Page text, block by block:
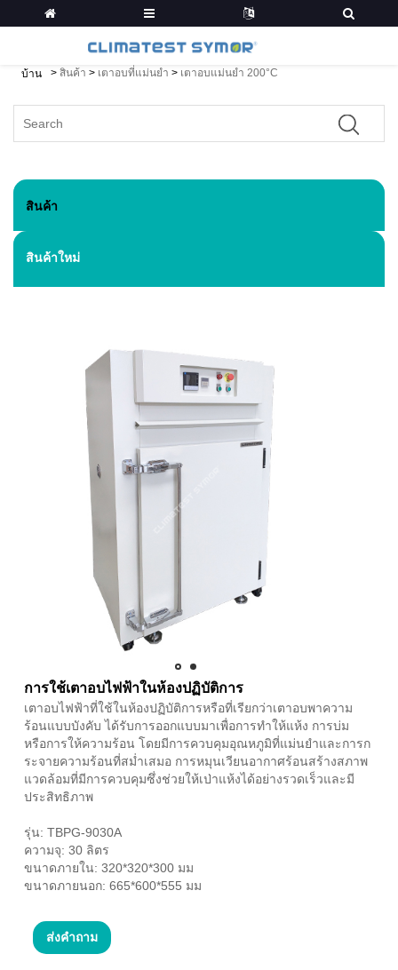
บ้าน > สินค้า > เตาอบที่แม่นยำ > เตาอบแม่นยำ 200°C
สินค้า
สินค้าใหม่
การใช้เตาอบไฟฟ้าในห้องปฏิบัติการ
เตาอบไฟฟ้าที่ใช้ในห้องปฏิบัติการหรือที่เรียกว่าเตาอบพาความ
ร้อนแบบบังคับ ได้รับการออกแบบมาเพื่อการทำให้แห้ง การบ่ม
หรือการให้ความร้อน โดยมีการควบคุมอุณหภูมิที่แม่นยำและการก
ระจายความร้อนที่สม่ำเสมอ การหมุนเวียนอากาศร้อนสร้างสภาพ
แวดล้อมที่มีการควบคุมซึ่งช่วยให้เป่าแห้งได้อย่างรวดเร็วและมี
ประสิทธิภาพ
รุ่น: TBPG-9030A
ความจุ: 30 ลิตร
ขนาดภายใน: 320*320*300 มม
ขนาดภายนอก: 665*600*555 มม
ส่งคำถาม